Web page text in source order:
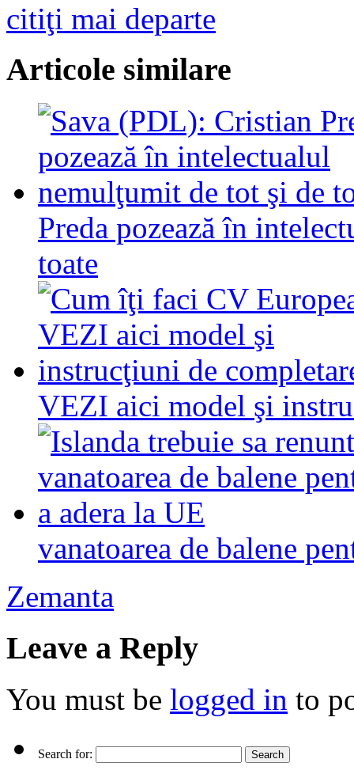
citiţi mai departe
Articole similare
Preda pozează în
toate
VEZI aici model şi
vanatoarea de balene
Zemanta
Leave a Reply
You must be logged in to
Search for: